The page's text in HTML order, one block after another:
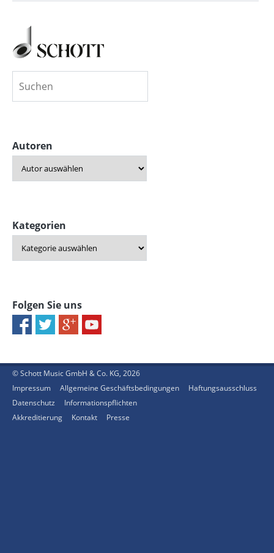
Autoren
Kategorien
Folgen Sie uns
© Schott Music GmbH & Co. KG, 2026
Impressum
Allgemeine Geschäftsbedingungen
Haftungsausschluss
Datenschutz
Informationspflichten
Akkreditierung
Kontakt Presse